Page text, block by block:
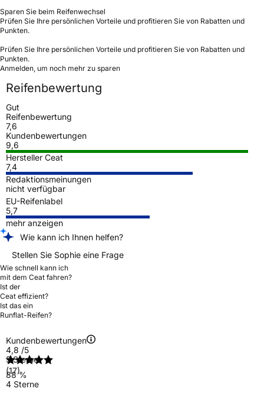
Sparen Sie beim Reifenwechsel
Prüfen Sie Ihre persönlichen Vorteile und profitieren Sie von Rabatten und
Punkten.
Prüfen Sie Ihre persönlichen Vorteile und profitieren Sie von Rabatten und
Punkten.
Anmelden, um noch mehr zu sparen
Reifenbewertung
Gut
Reifenbewertung
7,6
Kundenbewertungen
9,6
Hersteller Ceat
7,4
Redaktionsmeinungen
nicht verfügbar
EU-Reifenlabel
5,7
mehr anzeigen
Wie kann ich Ihnen helfen?
Stellen Sie Sophie eine Frage
Wie schnell kann ich
mit dem Ceat fahren?
Ist der
Ceat effizient?
Ist das ein
Runflat-Reifen?
Kundenbewertungen
4,8 /5
(17)
5 Sterne
88 %
4 Sterne